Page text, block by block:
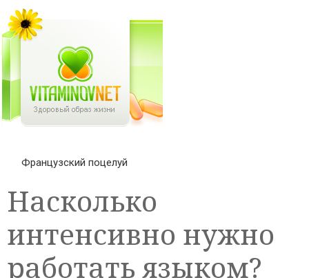
Французский поцелуй
Насколько
интенсивно нужно
работать языком?